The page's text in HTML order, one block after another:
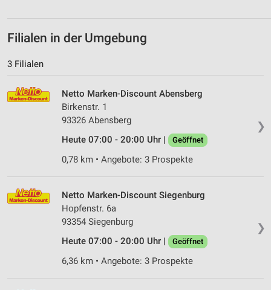
Filialen in der Umgebung
3 Filialen
❯
Netto Marken-Discount Abensberg
Birkenstr. 1
93326 Abensberg
Heute 07:00 - 20:00 Uhr |
Geöffnet
0,78 km • Angebote: 3 Prospekte
❯
Netto Marken-Discount Siegenburg
Hopfenstr. 6a
93354 Siegenburg
Heute 07:00 - 20:00 Uhr |
Geöffnet
6,36 km • Angebote: 3 Prospekte